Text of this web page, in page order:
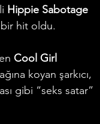
Hippie Sabotage
hit oldu.
Cool Girl
koyan şarkıcı,
gibi “seks satar”